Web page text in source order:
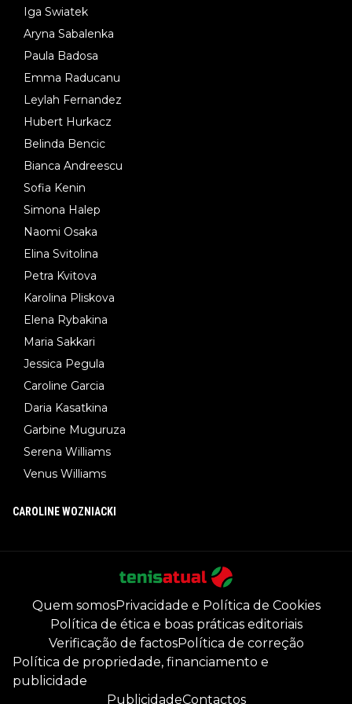
Iga Swiatek
Aryna Sabalenka
Paula Badosa
Emma Raducanu
Leylah Fernandez
Hubert Hurkacz
Belinda Bencic
Bianca Andreescu
Sofia Kenin
Simona Halep
Naomi Osaka
Elina Svitolina
Petra Kvitova
Karolina Pliskova
Elena Rybakina
Maria Sakkari
Jessica Pegula
Caroline Garcia
Daria Kasatkina
Garbine Muguruza
Serena Williams
Venus Williams
CAROLINE WOZNIACKI
Quem somosPrivacidade e Política de Cookies
Política de ética e boas práticas editoriais
Verificação de factosPolítica de correção
Política de propriedade, financiamento e
publicidade
PublicidadeContactos